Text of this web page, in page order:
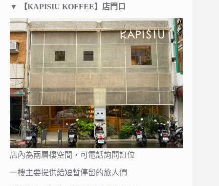
▼
【KAPISIU KOFFEE】 店門口
店內為兩層樓空間，可電話詢問訂位
一樓主要提供給短暫停留的旅人們